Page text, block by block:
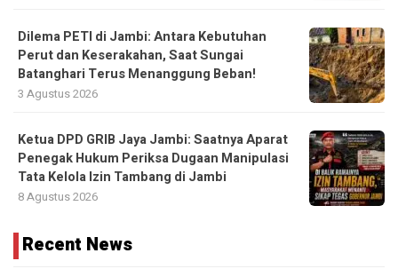
Dilema PETI di Jambi: Antara Kebutuhan
Perut dan Keserakahan, Saat Sungai
Batanghari Terus Menanggung Beban!
3 Agustus 2026
Ketua DPD GRIB Jaya Jambi: Saatnya Aparat
Penegak Hukum Periksa Dugaan Manipulasi
Tata Kelola Izin Tambang di Jambi
8 Agustus 2026
Recent News